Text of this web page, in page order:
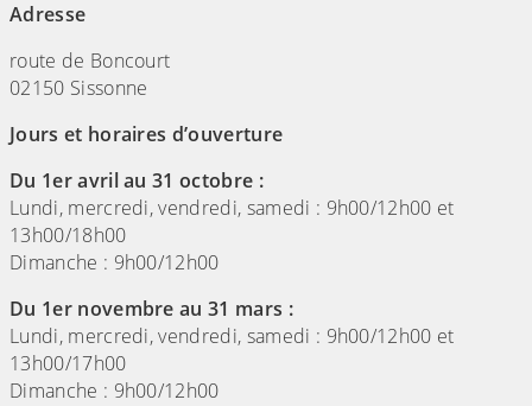
Adresse
route de Boncourt
02150 Sissonne
Jours et horaires d’ouverture
Du 1er avril au 31 octobre :
Lundi, mercredi, vendredi, samedi : 9h00/12h00 et
13h00/18h00
Dimanche : 9h00/12h00
Du 1er novembre au 31 mars :
Lundi, mercredi, vendredi, samedi : 9h00/12h00 et
13h00/17h00
Dimanche : 9h00/12h00